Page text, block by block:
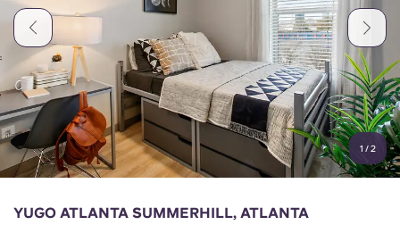
Cuenta Idioma
English (GB)
Elige un país
Reserva ahora
Deutsch
Italian French
Portuguese
1 /2
YUGO ATLANTA SUMMERHILL, ATLANTA